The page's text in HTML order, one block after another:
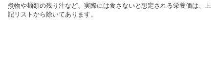
煮物や麺類の残り汁など、実際には食さないと想定される栄養価は、上
記リストから除いてあります。